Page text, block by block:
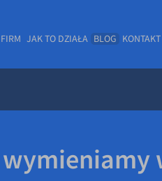
JAK TO DZIAŁA BLOG KONTAKT